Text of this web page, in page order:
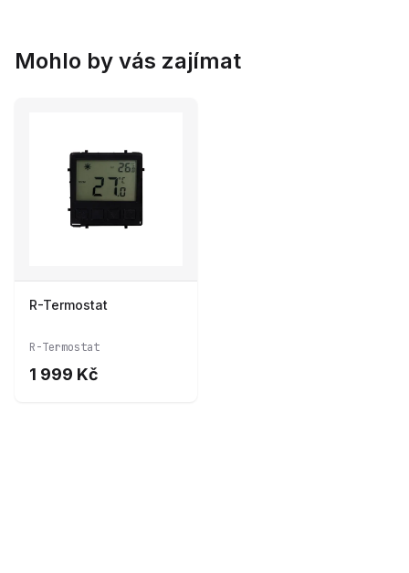
Mohlo by vás zajímat
R-Termostat
R-Termostat
1 999 Kč